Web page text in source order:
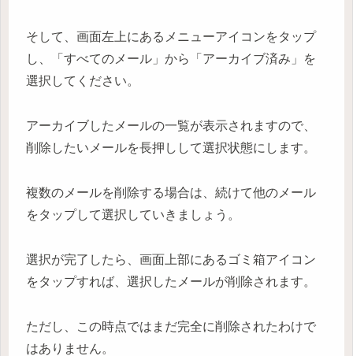
そして、画面左上にあるメニューアイコンをタップ
し、「すべてのメール」から「アーカイブ済み」を
選択してください。
アーカイブしたメールの一覧が表示されますので、
削除したいメールを長押しして選択状態にします。
複数のメールを削除する場合は、続けて他のメール
をタップして選択していきましょう。
選択が完了したら、画面上部にあるゴミ箱アイコン
をタップすれば、選択したメールが削除されます。
ただし、この時点ではまだ完全に削除されたわけで
はありません。